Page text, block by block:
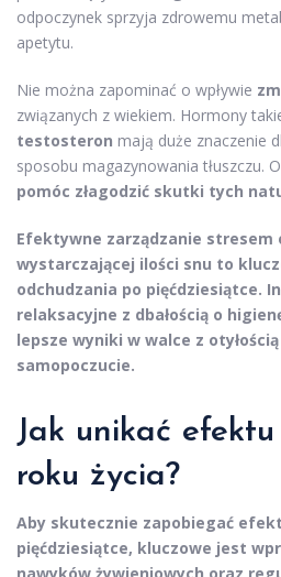
odpoczynek sprzyja zdrowemu
apetytu.
Nie można zapominać o wpływie
związanych z wiekiem. Hormony
testosteron mają duże znaczenie
sposobu magazynowania tłuszczu.
pomóc złagodzić skutki tych
Efektywne zarządzanie stresem
wystarczającej ilości snu to
odchudzania po pięćdziesiątce.
relaksacyjne z dbałością o
lepsze wyniki w walce z
samopoczucie.
Jak unikać
roku życia?
Aby skutecznie zapobiegać
pięćdziesiątce, kluczowe jest
nawyków żywieniowych oraz